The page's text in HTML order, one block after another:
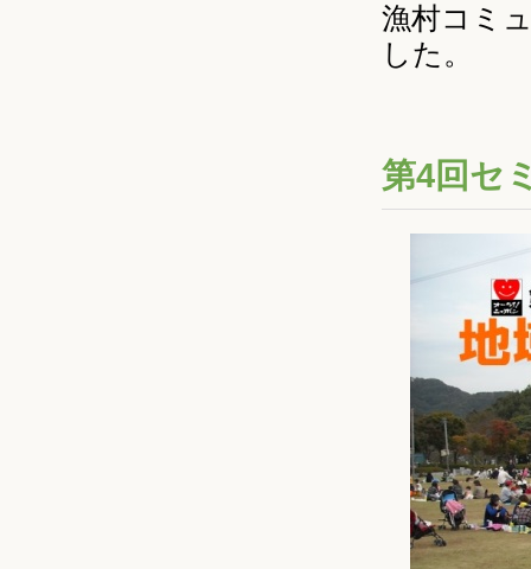
漁村コミ
した。
第4回セ